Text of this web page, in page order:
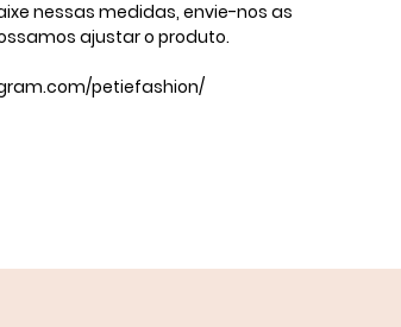
nessas medidas, envie-nos as
ajustar o produto.
petiefashion/